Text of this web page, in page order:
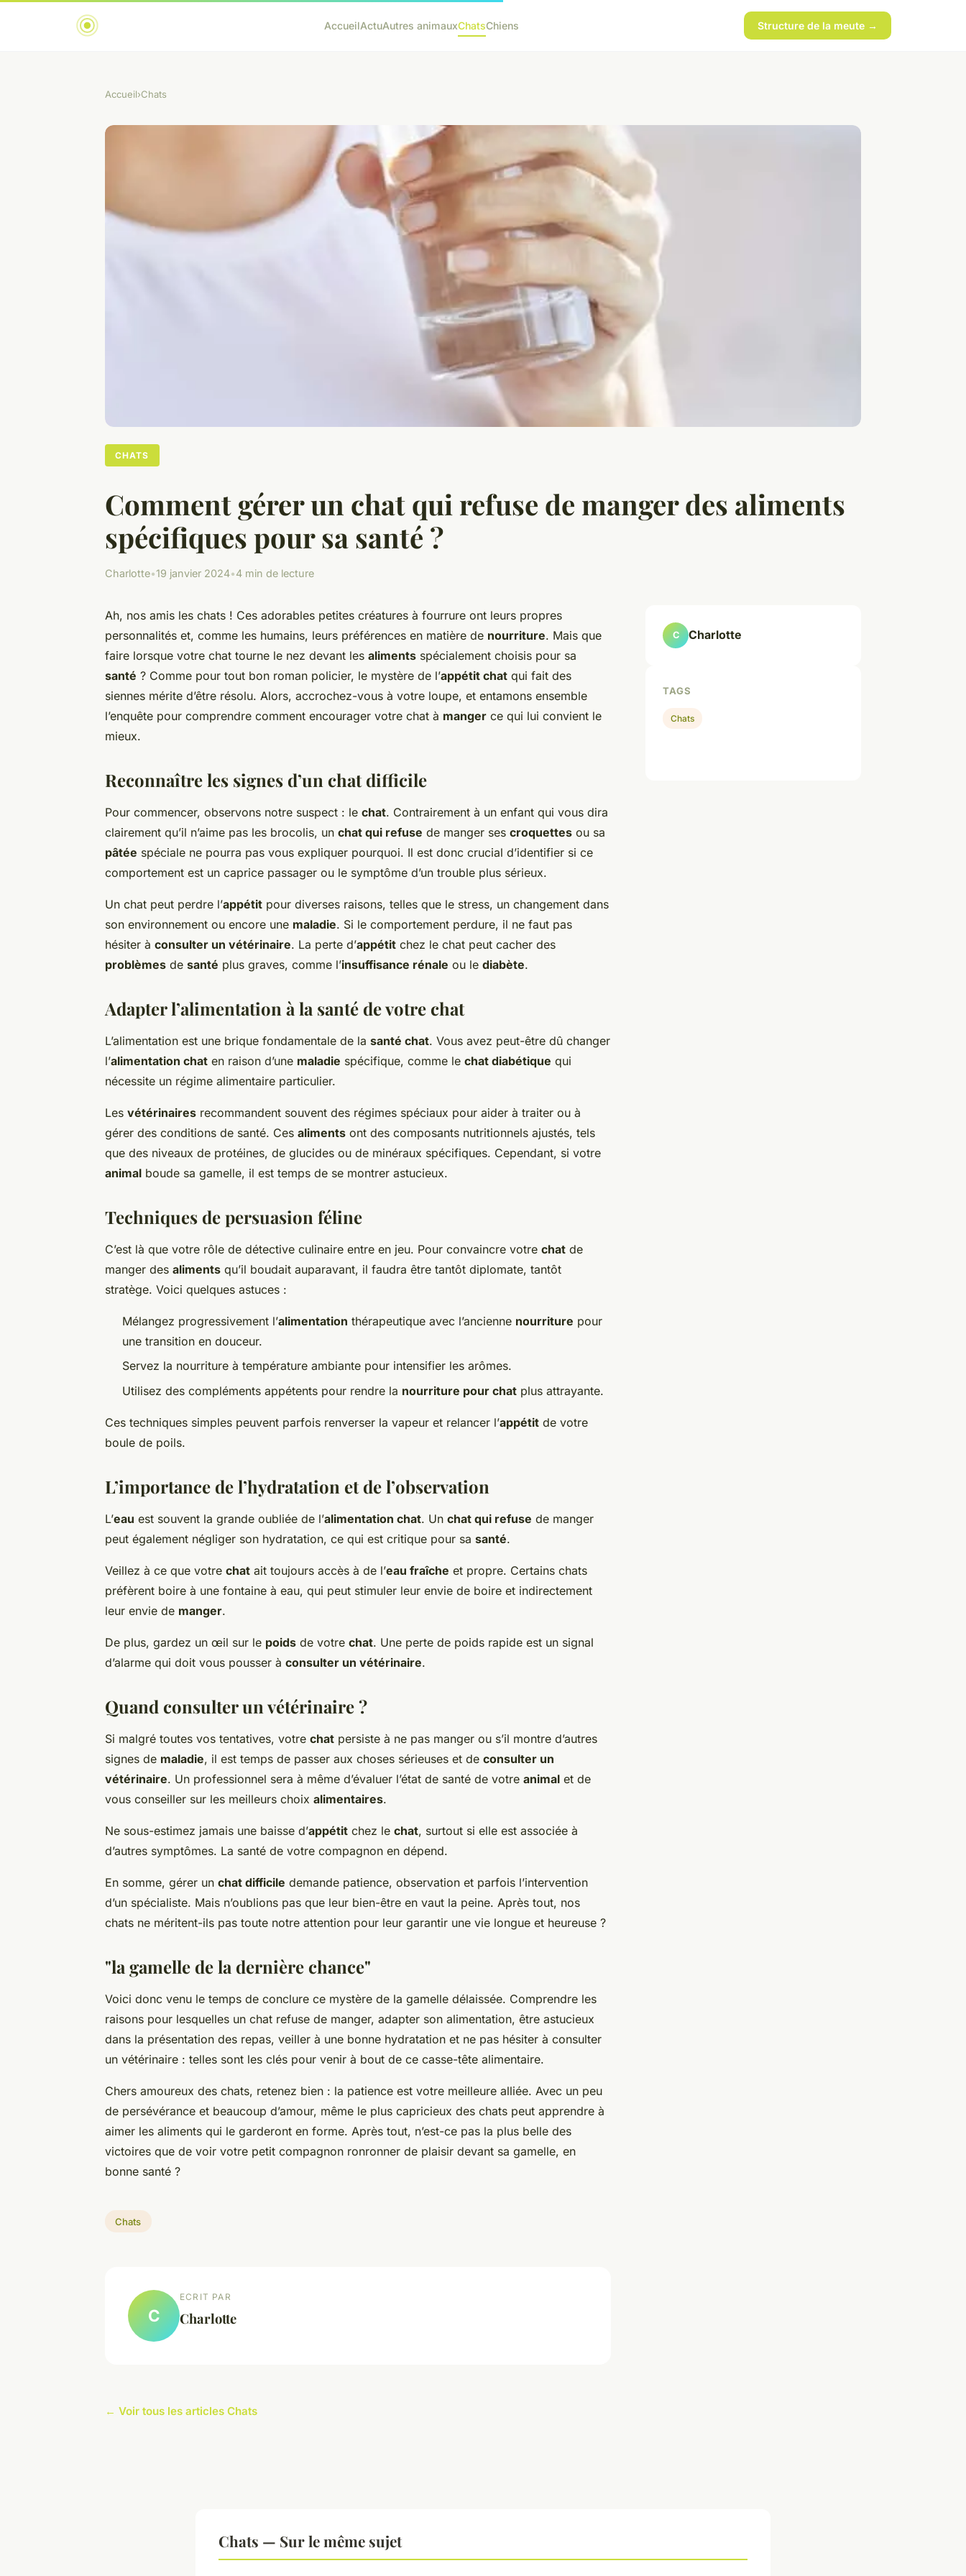
AccueilActuAutres animauxChatsChiens Structure de la meute →
Accueil›Chats
CHATS
Comment gérer un chat qui refuse de manger des aliments
spécifiques pour sa santé ?
Charlotte•19 janvier 2024•4 min de lecture
Ah, nos amis les chats ! Ces adorables petites créatures à fourrure ont leurs propres
personnalités et, comme les humains, leurs préférences en matière de nourriture. Mais que
faire lorsque votre chat tourne le nez devant les aliments spécialement choisis pour sa
santé ? Comme pour tout bon roman policier, le mystère de l’appétit chat qui fait des
siennes mérite d’être résolu. Alors, accrochez-vous à votre loupe, et entamons ensemble
l’enquête pour comprendre comment encourager votre chat à manger ce qui lui convient le
mieux.
Reconnaître les signes d’un chat difficile
Pour commencer, observons notre suspect : le chat. Contrairement à un enfant qui vous dira
clairement qu’il n’aime pas les brocolis, un chat qui refuse de manger ses croquettes ou sa
pâtée spéciale ne pourra pas vous expliquer pourquoi. Il est donc crucial d’identifier si ce
comportement est un caprice passager ou le symptôme d’un trouble plus sérieux.
Un chat peut perdre l’appétit pour diverses raisons, telles que le stress, un changement dans
son environnement ou encore une maladie. Si le comportement perdure, il ne faut pas
hésiter à consulter un vétérinaire. La perte d’appétit chez le chat peut cacher des
problèmes de santé plus graves, comme l’insuffisance rénale ou le diabète.
Adapter l’alimentation à la santé de votre chat
L’alimentation est une brique fondamentale de la santé chat. Vous avez peut-être dû changer
l’alimentation chat en raison d’une maladie spécifique, comme le chat diabétique qui
nécessite un régime alimentaire particulier.
Les vétérinaires recommandent souvent des régimes spéciaux pour aider à traiter ou à
gérer des conditions de santé. Ces aliments ont des composants nutritionnels ajustés, tels
que des niveaux de protéines, de glucides ou de minéraux spécifiques. Cependant, si votre
animal boude sa gamelle, il est temps de se montrer astucieux.
Techniques de persuasion féline
C’est là que votre rôle de détective culinaire entre en jeu. Pour convaincre votre chat de
manger des aliments qu’il boudait auparavant, il faudra être tantôt diplomate, tantôt
stratège. Voici quelques astuces :
Mélangez progressivement l’alimentation thérapeutique avec l’ancienne nourriture pour
une transition en douceur.
Servez la nourriture à température ambiante pour intensifier les arômes.
Utilisez des compléments appétents pour rendre la nourriture pour chat plus attrayante.
Ces techniques simples peuvent parfois renverser la vapeur et relancer l’appétit de votre
boule de poils.
L’importance de l’hydratation et de l’observation
L’eau est souvent la grande oubliée de l’alimentation chat. Un chat qui refuse de manger
peut également négliger son hydratation, ce qui est critique pour sa santé.
Veillez à ce que votre chat ait toujours accès à de l’eau fraîche et propre. Certains chats
préfèrent boire à une fontaine à eau, qui peut stimuler leur envie de boire et indirectement
leur envie de manger.
De plus, gardez un œil sur le poids de votre chat. Une perte de poids rapide est un signal
d’alarme qui doit vous pousser à consulter un vétérinaire.
Quand consulter un vétérinaire ?
Si malgré toutes vos tentatives, votre chat persiste à ne pas manger ou s’il montre d’autres
signes de maladie, il est temps de passer aux choses sérieuses et de consulter un
vétérinaire. Un professionnel sera à même d’évaluer l’état de santé de votre animal et de
vous conseiller sur les meilleurs choix alimentaires.
Ne sous-estimez jamais une baisse d’appétit chez le chat, surtout si elle est associée à
d’autres symptômes. La santé de votre compagnon en dépend.
En somme, gérer un chat difficile demande patience, observation et parfois l’intervention
d’un spécialiste. Mais n’oublions pas que leur bien-être en vaut la peine. Après tout, nos
chats ne méritent-ils pas toute notre attention pour leur garantir une vie longue et heureuse ?
"la gamelle de la dernière chance"
Voici donc venu le temps de conclure ce mystère de la gamelle délaissée. Comprendre les
raisons pour lesquelles un chat refuse de manger, adapter son alimentation, être astucieux
dans la présentation des repas, veiller à une bonne hydratation et ne pas hésiter à consulter
un vétérinaire : telles sont les clés pour venir à bout de ce casse-tête alimentaire.
Chers amoureux des chats, retenez bien : la patience est votre meilleure alliée. Avec un peu
de persévérance et beaucoup d’amour, même le plus capricieux des chats peut apprendre à
aimer les aliments qui le garderont en forme. Après tout, n’est-ce pas la plus belle des
victoires que de voir votre petit compagnon ronronner de plaisir devant sa gamelle, en
bonne santé ?
Chats
C
ECRIT PAR
Charlotte
← Voir tous les articles Chats
C Charlotte
TAGS
Chats
Chats — Sur le même sujet